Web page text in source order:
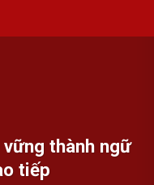
vững thành ngữ
tiếp